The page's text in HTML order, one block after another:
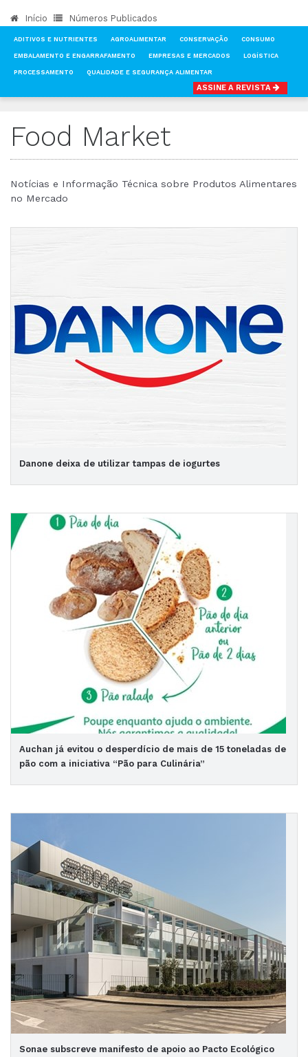
Início Números Publicados
ADITIVOS E NUTRIENTES AGROALIMENTAR CONSERVAÇÃO CONSUMO
EMBALAMENTO E ENGARRAFAMENTO EMPRESAS E MERCADOS LOGÍSTICA
PROCESSAMENTO QUALIDADE E SEGURANÇA ALIMENTAR
ASSINE A REVISTA
Food Market
Notícias e Informação Técnica sobre Produtos Alimentares
no Mercado
Danone deixa de utilizar tampas de iogurtes
Auchan já evitou o desperdício de mais de 15 toneladas de
pão com a iniciativa “Pão para Culinária”
Sonae subscreve manifesto de apoio ao Pacto Ecológico